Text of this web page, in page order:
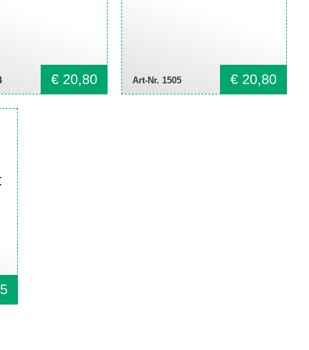
€ 20,80 Art-Nr. 1505 € 20,80